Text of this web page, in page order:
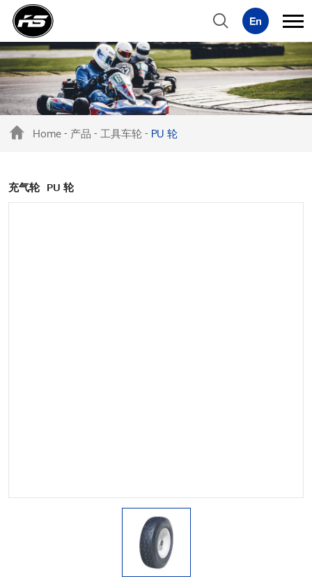
Home - 产品 - 工具车轮 - PU 轮
充气轮 PU 轮